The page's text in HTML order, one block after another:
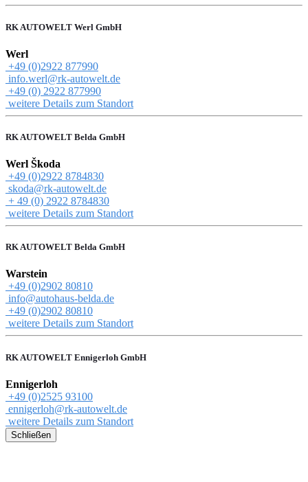
RK AUTOWELT Werl GmbH
Werl
+49 (0)2922 877990
info.werl@rk-autowelt.de
+49 (0) 2922 877990
weitere Details zum Standort
RK AUTOWELT Belda GmbH
Werl Škoda
+49 (0)2922 8784830
skoda@rk-autowelt.de
+ 49 (0) 2922 8784830
weitere Details zum Standort
RK AUTOWELT Belda GmbH
Warstein
+49 (0)2902 80810
info@autohaus-belda.de
+49 (0)2902 80810
weitere Details zum Standort
RK AUTOWELT Ennigerloh GmbH
Ennigerloh
+49 (0)2525 93100
ennigerloh@rk-autowelt.de
weitere Details zum Standort
Schließen